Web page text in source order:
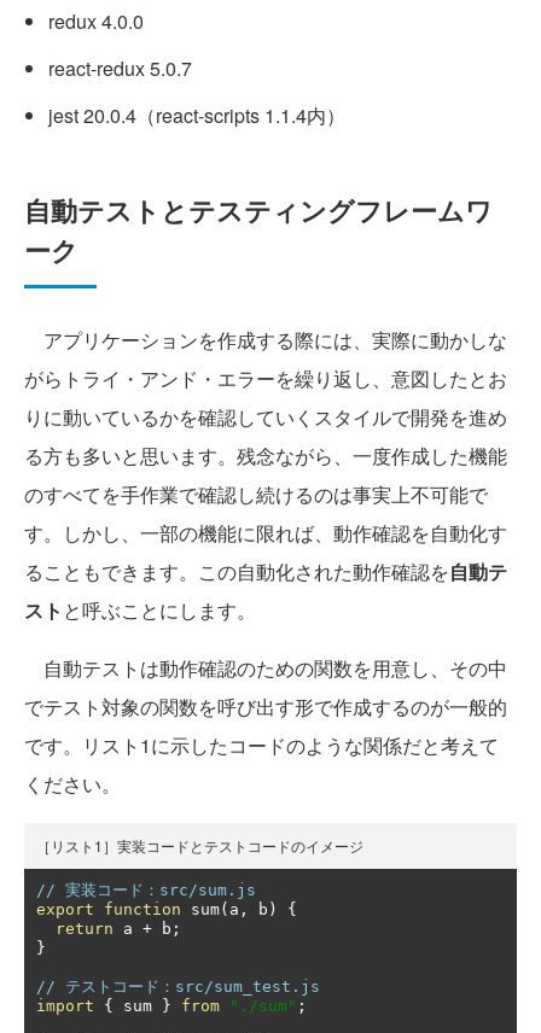
redux 4.0.0
react-redux 5.0.7
jest 20.0.4（react-scripts 1.1.4内）
自動テストとテスティングフレームワ
ーク
アプリケーションを作成する際には、実際に動かしな
がらトライ・アンド・エラーを繰り返し、意図したとお
りに動いているかを確認していくスタイルで開発を進め
る方も多いと思います。残念ながら、一度作成した機能
のすべてを手作業で確認し続けるのは事実上不可能で
す。しかし、一部の機能に限れば、動作確認を自動化す
ることもできます。この自動化された動作確認を自動テ
スト と呼ぶことにします。
自動テストは動作確認のための関数を用意し、その中
でテスト対象の関数を呼び出す形で作成するのが一般的
です。リスト1に示したコードのような関係だと考えて
ください。
［リスト1］実装コードとテストコードのイメージ
// 実装コード：src/sum.js
export
function sum( a , b )
{
return a + b ;
}
// テストコード：src/sum_test.js
import
{ sum } from "./sum" ;